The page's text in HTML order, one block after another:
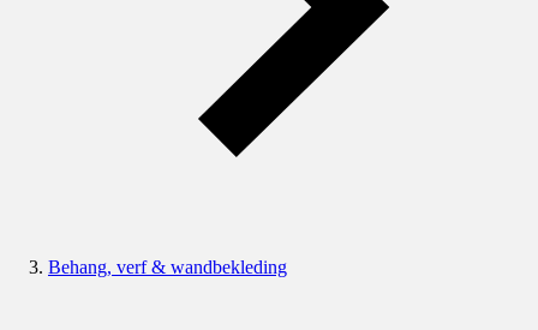
Behang, verf & wandbekleding